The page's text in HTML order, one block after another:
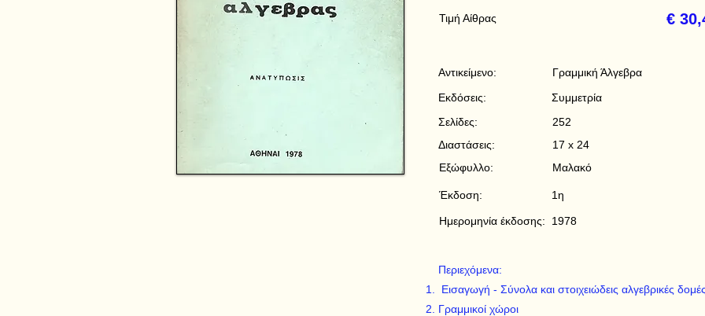
Τιμή Αίθρας €
Γραμμική Άλγεβρα
Συμμετρία
252
17 x 24
Μαλακό
1η
1978
Αντικείμενο:
Εκδόσεις:
Σελίδες:
Διαστάσεις:
Εξώφυλλο:
Έκδοση:
Ημερομηνία έκδοσης:
Περιεχόμενα:
Εισαγωγή - Σύνολα και στοιχειώδεις αλγεβρικές δομές
Γραμμικοί χώροι